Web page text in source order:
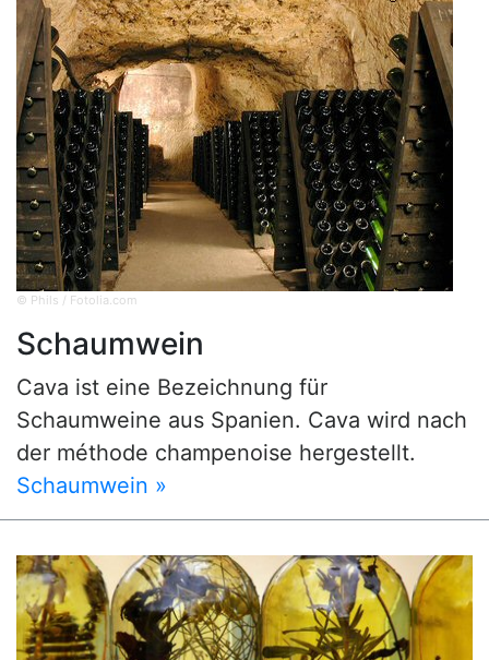
© Phils / Fotolia.com
Schaumwein
Cava ist eine Bezeichnung für
Schaumweine aus Spanien. Cava wird nach
der méthode champenoise hergestellt.
Schaumwein »